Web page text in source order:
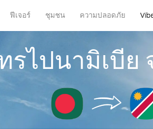
ฟีเจอร์ ชุมชน ความปลอดภัย
รไปนามิเบีย